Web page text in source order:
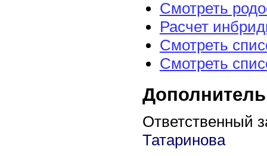
Смотреть
Расчет
Смотреть
Смотреть
Ответственный
Татаринова